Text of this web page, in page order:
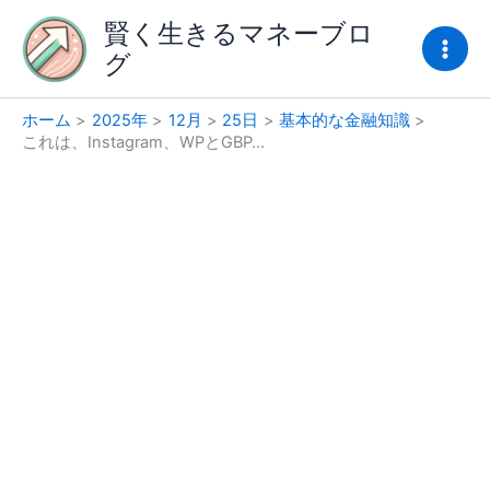
賢く生きるマネーブロ
グ
ホーム 2025年 12月 25日
基本的な金融知識
これは、Instagram、WPとGBP…